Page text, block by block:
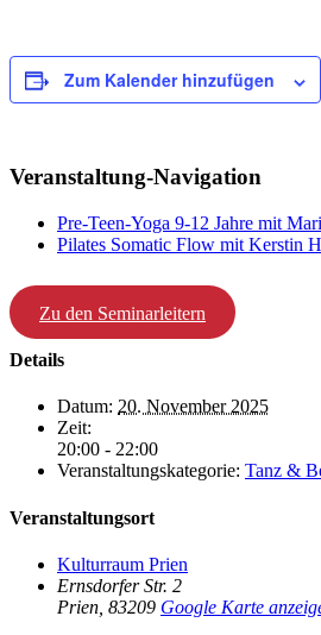
Zum Kalender hinzufügen
Veranstaltung-Navigation
Pre-Teen-Yoga 9-12 Jahre mit
Pilates Somatic Flow mit Kerstin
Zu den Seminarleitern
Details
Datum: 20. November 2025
Zeit:
20:00 - 22:00
Veranstaltungskategorie: Tanz &
Veranstaltungsort
Kulturraum Prien
Ernsdorfer Str. 2
Prien 83209 Google Karte